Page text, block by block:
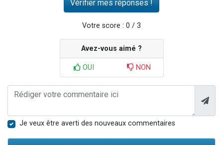
Votre score : 0 / 3
Avez-vous aimé ?
OUI NON
Je veux être averti des nouveaux commentaires